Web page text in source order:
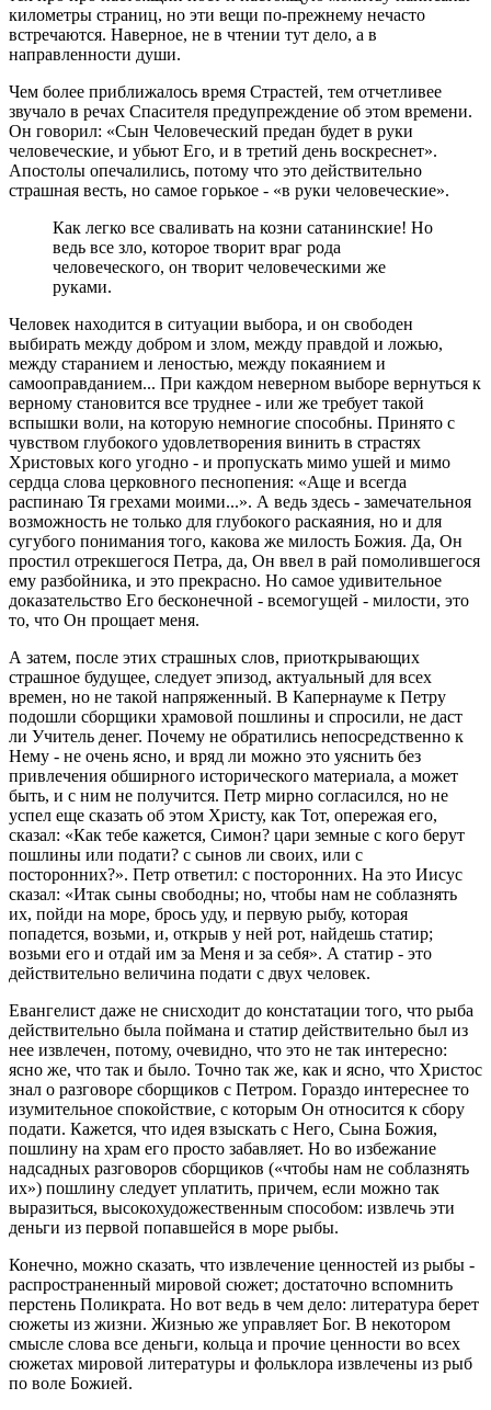
километры страниц, но эти вещи по-прежнему нечасто
встречаются. Наверное, не в чтении тут дело, а в
направленности души.
Чем более приближалось время Страстей, тем отчетливее
звучало в речах Спасителя предупреждение об этом времени.
Он говорил: «Сын Человеческий предан будет в руки
человеческие, и убьют Его, и в третий день воскреснет».
Апостолы опечалились, потому что это действительно
страшная весть, но самое горькое - «в руки человеческие».
Как легко все сваливать на козни сатанинские! Но
ведь все зло, которое творит враг рода
человеческого, он творит человеческими же
руками.
Человек находится в ситуации выбора, и он свободен
выбирать между добром и злом, между правдой и ложью,
между старанием и леностью, между покаянием и
самооправданием... При каждом неверном выборе вернуться к
верному становится все труднее - или же требует такой
вспышки воли, на которую немногие способны. Принято с
чувством глубокого удовлетворения винить в страстях
Христовых кого угодно - и пропускать мимо ушей и мимо
сердца слова церковного песнопения: «Аще и всегда
распинаю Тя грехами моими...». А ведь здесь - замечательноя
возможность не только для глубокого раскаяния, но и для
сугубого понимания того, какова же милость Божия. Да, Он
простил отрекшегося Петра, да, Он ввел в рай помолившегося
ему разбойника, и это прекрасно. Но самое удивительное
доказательство Его бесконечной - всемогущей - милости, это
то, что Он прощает меня.
А затем, после этих страшных слов, приоткрывающих
страшное будущее, следует эпизод, актуальный для всех
времен, но не такой напряженный. В Капернауме к Петру
подошли сборщики храмовой пошлины и спросили, не даст
ли Учитель денег. Почему не обратились непосредственно к
Нему - не очень ясно, и вряд ли можно это уяснить без
привлечения обширного исторического материала, а может
быть, и с ним не получится. Петр мирно согласился, но не
успел еще сказать об этом Христу, как Тот, опережая его,
сказал: «Как тебе кажется, Симон? цари земные с кого берут
пошлины или подати? с сынов ли своих, или с
посторонних?». Петр ответил: с посторонних. На это Иисус
сказал: «Итак сыны свободны; но, чтобы нам не соблазнять
их, пойди на море, брось уду, и первую рыбу, которая
попадется, возьми, и, открыв у ней рот, найдешь статир;
возьми его и отдай им за Меня и за себя». А статир - это
действительно величина подати с двух человек.
Евангелист даже не снисходит до констатации того, что рыба
действительно была поймана и статир действительно был из
нее извлечен, потому, очевидно, что это не так интересно:
ясно же, что так и было. Точно так же, как и ясно, что Христос
знал о разговоре сборщиков с Петром. Гораздо интереснее то
изумительное спокойствие, с которым Он относится к сбору
подати. Кажется, что идея взыскать с Него, Сына Божия,
пошлину на храм его просто забавляет. Но во избежание
надсадных разговоров сборщиков («чтобы нам не соблазнять
их») пошлину следует уплатить, причем, если можно так
выразиться, высокохудожественным способом: извлечь эти
деньги из первой попавшейся в море рыбы.
Конечно, можно сказать, что извлечение ценностей из рыбы -
распространенный мировой сюжет; достаточно вспомнить
перстень Поликрата. Но вот ведь в чем дело: литература берет
сюжеты из жизни. Жизнью же управляет Бог. В некотором
смысле слова все деньги, кольца и прочие ценности во всех
сюжетах мировой литературы и фольклора извлечены из рыб
по воле Божией.